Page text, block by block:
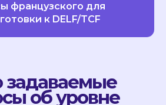
французского для
к DELF/TCF